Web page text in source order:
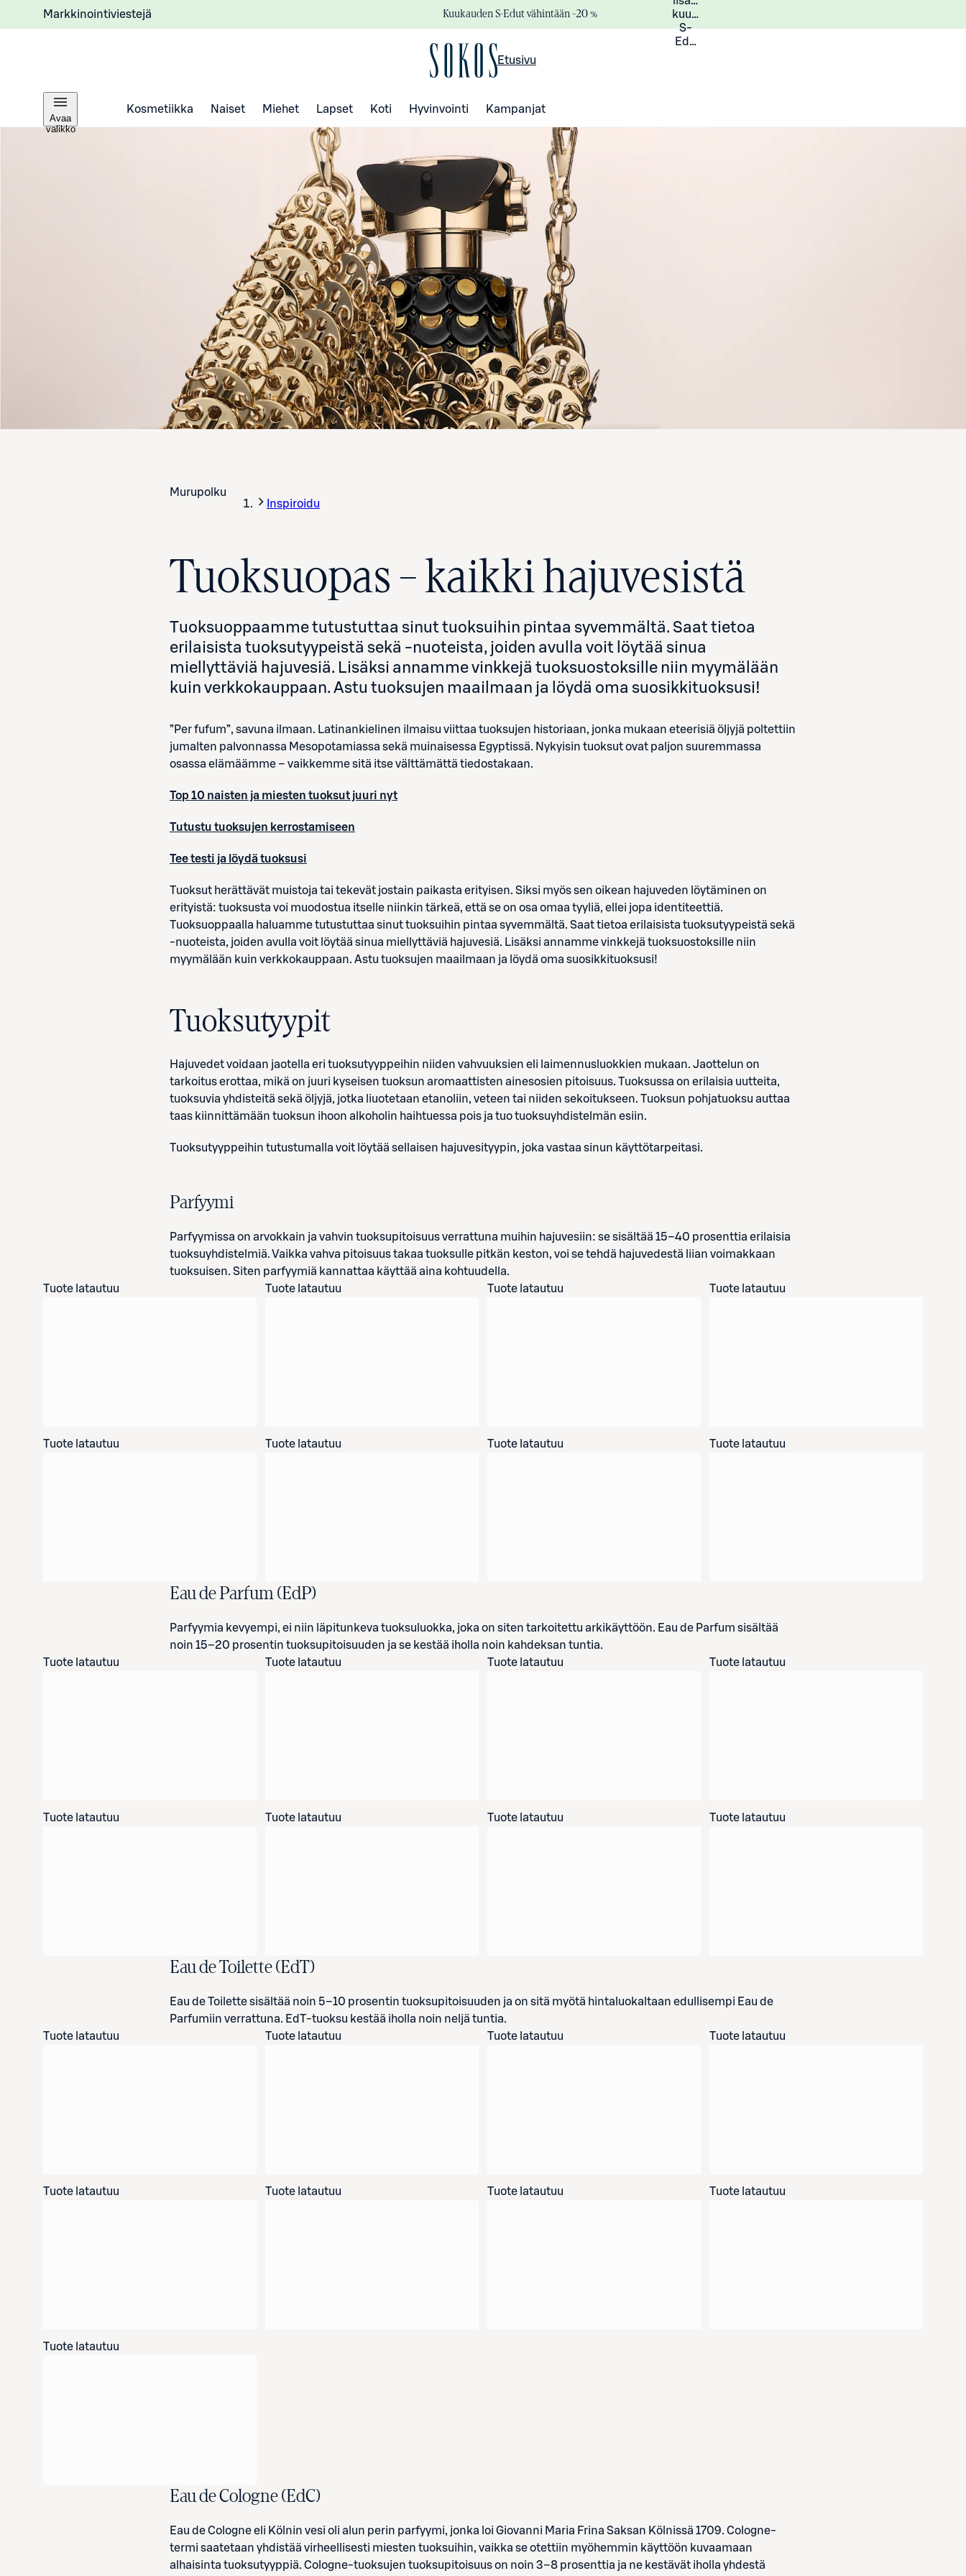
Markkinointiviestejä Kuukauden S-Edut vähintään –20 %
kuukauden
S-
Eduista
Etusivu
Avaa
valikko
Kosmetiikka Naiset Miehet Lapset Koti Hyvinvointi Kampanjat
Murupolku
Inspiroidu
Tuoksuopas – kaikki hajuvesistä
Tuoksuoppaamme tutustuttaa sinut tuoksuihin pintaa syvemmältä. Saat tietoa
erilaisista tuoksutyypeistä sekä -nuoteista, joiden avulla voit löytää sinua
miellyttäviä hajuvesiä. Lisäksi annamme vinkkejä tuoksuostoksille niin myymälään
kuin verkkokauppaan. Astu tuoksujen maailmaan ja löydä oma suosikkituoksusi!
”Per fufum”, savuna ilmaan. Latinankielinen ilmaisu viittaa tuoksujen historiaan, jonka mukaan eteerisiä öljyjä poltettiin
jumalten palvonnassa Mesopotamiassa sekä muinaisessa Egyptissä. Nykyisin tuoksut ovat paljon suuremmassa
osassa elämäämme – vaikkemme sitä itse välttämättä tiedostakaan.
Top 10 naisten ja miesten tuoksut juuri nyt
Tutustu tuoksujen kerrostamiseen
Tee testi ja löydä tuoksusi
Tuoksut herättävät muistoja tai tekevät jostain paikasta erityisen. Siksi myös sen oikean hajuveden löytäminen on
erityistä: tuoksusta voi muodostua itselle niinkin tärkeä, että se on osa omaa tyyliä, ellei jopa identiteettiä.
Tuoksuoppaalla haluamme tutustuttaa sinut tuoksuihin pintaa syvemmältä. Saat tietoa erilaisista tuoksutyypeistä sekä
-nuoteista, joiden avulla voit löytää sinua miellyttäviä hajuvesiä. Lisäksi annamme vinkkejä tuoksuostoksille niin
myymälään kuin verkkokauppaan. Astu tuoksujen maailmaan ja löydä oma suosikkituoksusi!
Tuoksutyypit
Hajuvedet voidaan jaotella eri tuoksutyyppeihin niiden vahvuuksien eli laimennusluokkien mukaan. Jaottelun on
tarkoitus erottaa, mikä on juuri kyseisen tuoksun aromaattisten ainesosien pitoisuus. Tuoksussa on erilaisia uutteita,
tuoksuvia yhdisteitä sekä öljyjä, jotka liuotetaan etanoliin, veteen tai niiden sekoitukseen. Tuoksun pohjatuoksu auttaa
taas kiinnittämään tuoksun ihoon alkoholin haihtuessa pois ja tuo tuoksuyhdistelmän esiin.
Tuoksutyyppeihin tutustumalla voit löytää sellaisen hajuvesityypin, joka vastaa sinun käyttötarpeitasi.
Parfyymi
Parfyymissa on arvokkain ja vahvin tuoksupitoisuus verrattuna muihin hajuvesiin: se sisältää 15–40 prosenttia erilaisia
tuoksuyhdistelmiä. Vaikka vahva pitoisuus takaa tuoksulle pitkän keston, voi se tehdä hajuvedestä liian voimakkaan
tuoksuisen. Siten parfyymiä kannattaa käyttää aina kohtuudella.
Tuote latautuu
Tuote latautuu Tuote latautuu Tuote latautuu
Tuote latautuu Tuote latautuu Tuote latautuu Tuote latautuu
Eau de Parfum (EdP)
Parfyymia kevyempi, ei niin läpitunkeva tuoksuluokka, joka on siten tarkoitettu arkikäyttöön. Eau de Parfum sisältää
noin 15–20 prosentin tuoksupitoisuuden ja se kestää iholla noin kahdeksan tuntia.
Tuote latautuu
Tuote latautuu Tuote latautuu Tuote latautuu
Tuote latautuu Tuote latautuu Tuote latautuu Tuote latautuu
Eau de Toilette (EdT)
Eau de Toilette sisältää noin 5–10 prosentin tuoksupitoisuuden ja on sitä myötä hintaluokaltaan edullisempi Eau de
Parfumiin verrattuna. EdT-tuoksu kestää iholla noin neljä tuntia.
Tuote latautuu
Tuote latautuu Tuote latautuu Tuote latautuu
Tuote latautuu Tuote latautuu Tuote latautuu Tuote latautuu
Tuote latautuu
Eau de Cologne (EdC)
Eau de Cologne eli Kölnin vesi oli alun perin parfyymi, jonka loi Giovanni Maria Frina Saksan Kölnissä 1709. Cologne-
termi saatetaan yhdistää virheellisesti miesten tuoksuihin, vaikka se otettiin myöhemmin käyttöön kuvaamaan
alhaisinta tuoksutyyppiä. Cologne-tuoksujen tuoksupitoisuus on noin 3–8 prosenttia ja ne kestävät iholla yhdestä